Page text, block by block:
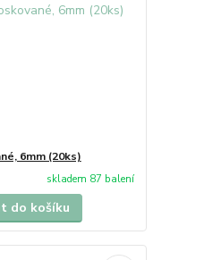
6mm (20ks)
skladem 87 balení
do košíku